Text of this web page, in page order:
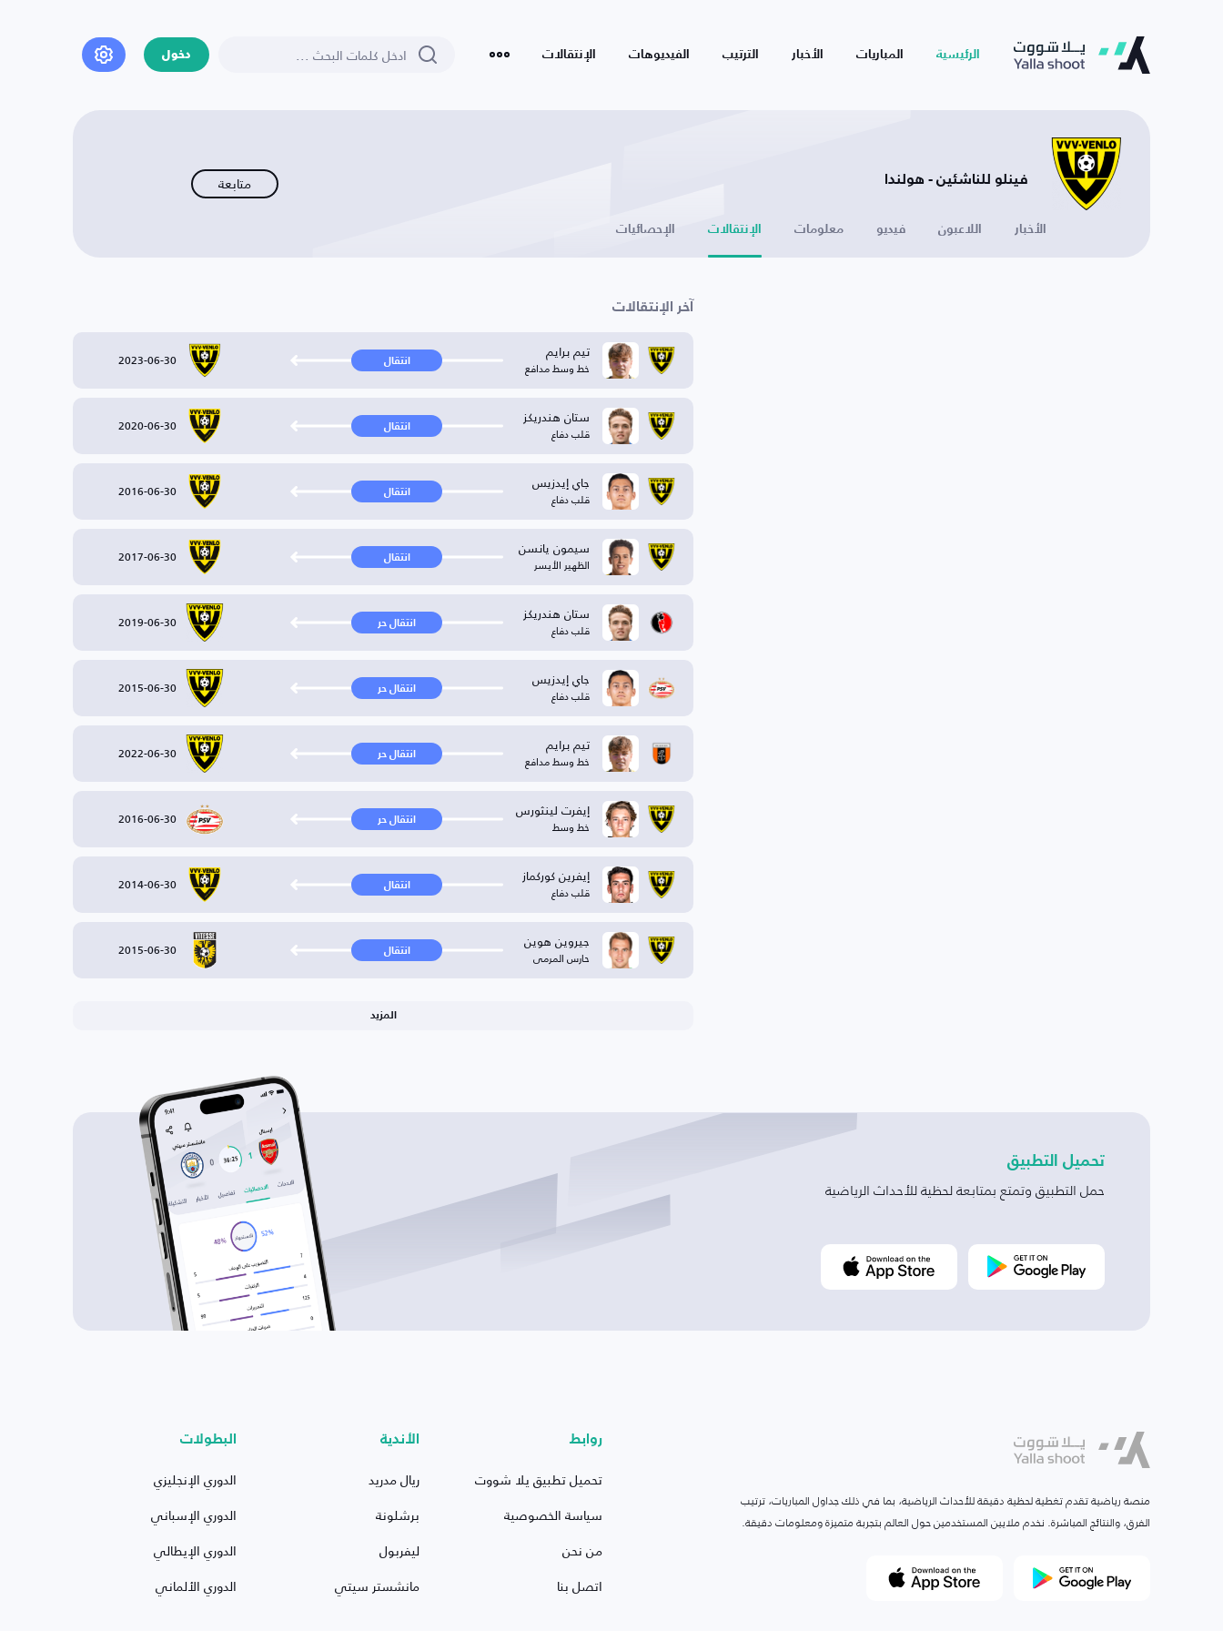
الرئيسية المباريات الأخبار الترتيب الفيديوهات الإنتقالات دخول
فينلو للناشئين - هولندا متابعة
الأخبار اللاعبون فيديو معلومات الإنتقالات الإحصائيات
آخر الإنتقالات
تيم برايم
خط وسط مدافع انتقال 2023-06-30
ستان هندريكز
قلب دفاع انتقال 2020-06-30
جاي إيدزيس
قلب دفاع انتقال 2016-06-30
سيمون يانسن
الظهير الأيسر انتقال 2017-06-30
ستان هندريكز
قلب دفاع انتقال حر 2019-06-30
جاي إيدزيس
قلب دفاع انتقال حر 2015-06-30
تيم برايم
خط وسط مدافع انتقال حر 2022-06-30
إيفرت لينثورس
خط وسط انتقال حر 2016-06-30
إيفرين كوركماز
قلب دفاع انتقال 2014-06-30
جيروين هوين
حارس المرمى انتقال 2015-06-30
المزيد
تحميل التطبيق
حمل التطبيق وتمتع بمتابعة لحظية للأحداث الرياضية
منصة رياضية تقدم تغطية لحظية دقيقة للأحداث الرياضية، بما في ذلك جداول المباريات، ترتيب
الفرق، والنتائج المباشرة. نخدم ملايين المستخدمين حول العالم بتجربة متميزة ومعلومات دقيقة.
روابط
تحميل تطبيق يلا شووت
سياسة الخصوصية
من نحن
اتصل بنا
الأندية
ريال مدريد
برشلونة
ليفربول
مانشستر سيتي
البطولات
الدوري الإنجليزي
الدوري الإسباني
الدوري الإيطالي
الدوري الألماني